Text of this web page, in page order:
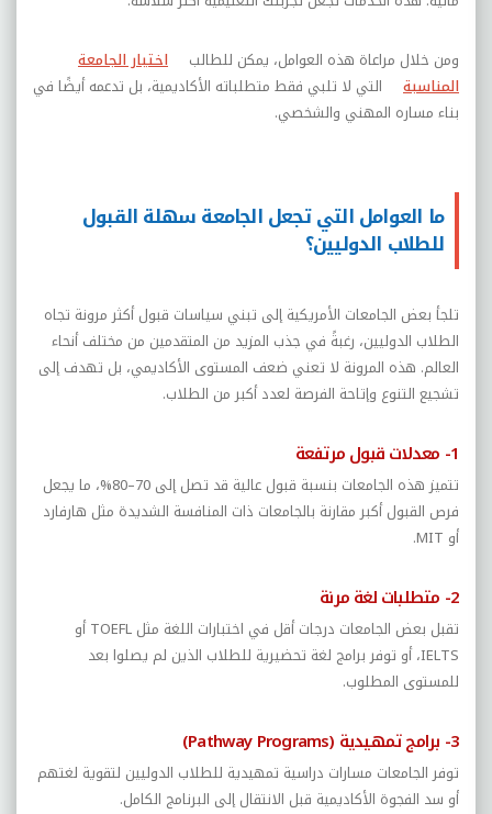
ومن خلال مراعاة هذه العوامل، يمكن للطالب
اختيار الجامعة
المناسبة
التي لا تلبي فقط متطلباته الأكاديمية، بل تدعمه أيضًا في
بناء مساره المهني والشخصي.
ما العوامل التي تجعل الجامعة سهلة القبول
للطلاب الدوليين؟
تلجأ بعض الجامعات الأمريكية إلى تبني سياسات قبول أكثر مرونة تجاه
الطلاب الدوليين، رغبةً في جذب المزيد من المتقدمين من مختلف أنحاء
العالم. هذه المرونة لا تعني ضعف المستوى الأكاديمي، بل تهدف إلى
تشجيع التنوع وإتاحة الفرصة لعدد أكبر من الطلاب.
1- معدلات قبول مرتفعة
تتميز هذه الجامعات بنسبة قبول عالية قد تصل إلى 70–80%، ما يجعل
فرص القبول أكبر مقارنة بالجامعات ذات المنافسة الشديدة مثل هارفارد
أو MIT
.
2- متطلبات لغة مرنة
تقبل بعض الجامعات درجات أقل في اختبارات اللغة مثل TOEFLأو
IELTS، أو توفر برامج لغة تحضيرية للطلاب الذين لم يصلوا بعد
للمستوى المطلوب.
3- برامج تمهيدية ( Pathway Programs
)
توفر الجامعات مسارات دراسية تمهيدية للطلاب الدوليين لتقوية لغتهم
أو سد الفجوة الأكاديمية قبل الانتقال إلى البرنامج الكامل.